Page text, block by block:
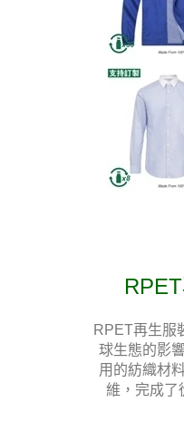
RPET再生服
球生態的影
用的紡織材
維，完成了